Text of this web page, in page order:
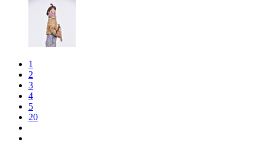
1
2
3
4
5
20